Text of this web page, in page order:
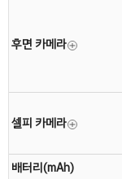
후면 카메라
셀피 카메라
배터리(mAh)